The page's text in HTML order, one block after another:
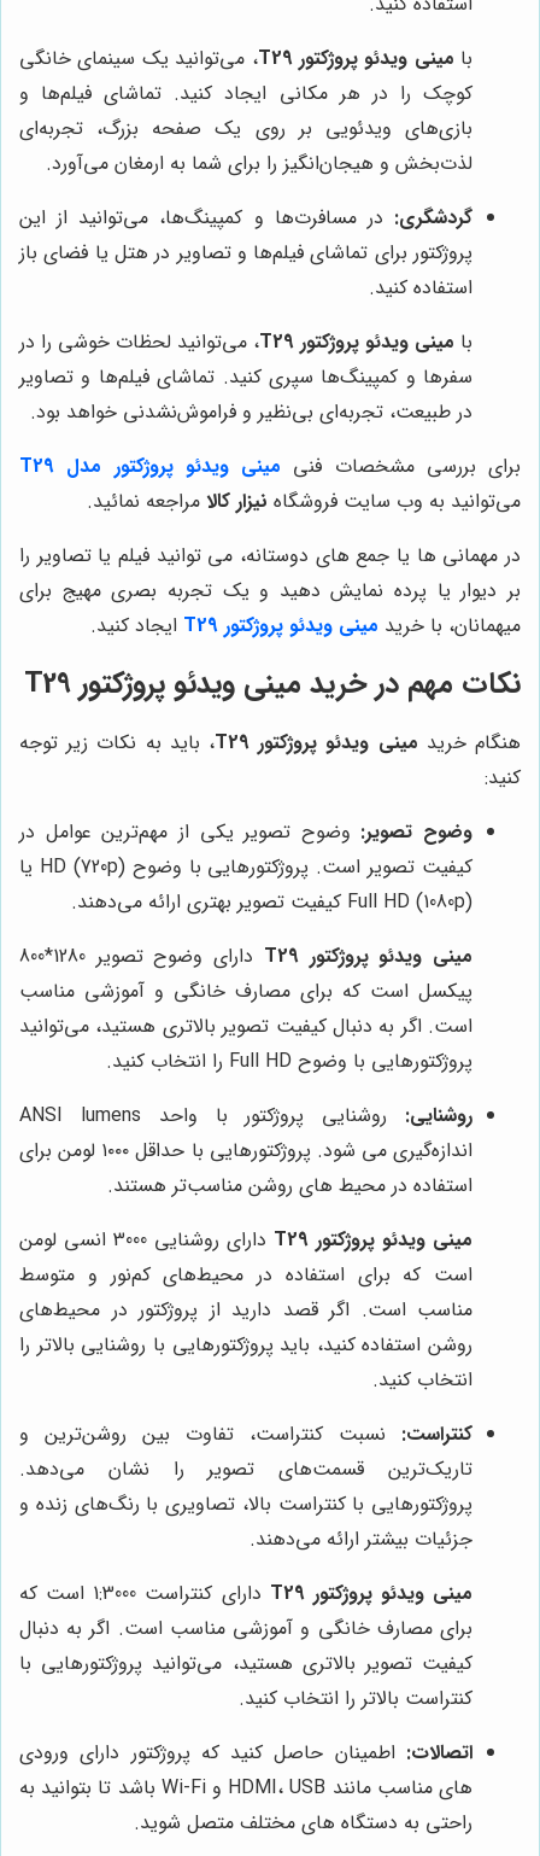
با مینی ویدئو پروژکتور T29
، می‌توانید یک سینمای خانگی
کوچک را در هر مکانی ایجاد کنید. تماشای فیلم‌ها و
بازی‌های ویدئویی بر روی یک صفحه بزرگ، تجربه‌ای
لذت‌بخش و هیجان‌انگیز را برای شما به ارمغان می‌آورد.
گردشگری: در مسافرت‌ها و کمپینگ‌ها، می‌توانید از این
پروژکتور برای تماشای فیلم‌ها و تصاویر در هتل یا فضای باز
استفاده کنید.
با مینی ویدئو پروژکتور T29
، می‌توانید لحظات خوشی را در
سفرها و کمپینگ‌ها سپری کنید. تماشای فیلم‌ها و تصاویر
در طبیعت، تجربه‌ای بی‌نظیر و فراموش‌نشدنی خواهد بود.
برای بررسی مشخصات فنی مینی ویدئو پروژکتور مدل T29
می‌توانید به وب سایت فروشگاه نیزار کالا مراجعه نمائید.
در مهمانی ها یا جمع های دوستانه، می توانید فیلم یا تصاویر را
بر دیوار یا پرده نمایش دهید و یک تجربه بصری مهیج برای
میهمانان، با خرید مینی ویدئو پروژکتور T29 ایجاد کنید.
نکات مهم در خرید مینی ویدئو پروژکتور T29
هنگام خرید مینی ویدئو پروژکتور T29
، باید به نکات زیر توجه
کنید:
وضوح تصویر: وضوح تصویر یکی از مهم‌ترین عوامل در
کیفیت تصویر است. پروژکتورهایی با وضوح HD (720p) یا
Full HD (1080p) کیفیت تصویر بهتری ارائه می‌دهند.
مینی ویدئو پروژکتور T29
دارای وضوح تصویر 1280*800
پیکسل است که برای مصارف خانگی و آموزشی مناسب
است. اگر به دنبال کیفیت تصویر بالاتری هستید، می‌توانید
پروژکتورهایی با وضوح Full HD را انتخاب کنید.
روشنایی:
روشنایی پروژکتور با واحد ANSI lumens
اندازه‌گیری می شود. پروژکتورهایی با حداقل ۱۰۰۰ لومن برای
استفاده در محیط های روشن مناسب‌تر هستند.
مینی ویدئو پروژکتور T29
دارای روشنایی 3000 انسی لومن
است که برای استفاده در محیط‌های کم‌نور و متوسط
مناسب است. اگر قصد دارید از پروژکتور در محیط‌های
روشن استفاده کنید، باید پروژکتورهایی با روشنایی بالاتر را
انتخاب کنید.
کنتراست: نسبت کنتراست، تفاوت بین روشن‌ترین و
تاریک‌ترین قسمت‌های تصویر را نشان می‌دهد.
پروژکتورهایی با کنتراست بالا، تصاویری با رنگ‌های زنده و
جزئیات بیشتر ارائه می‌دهند.
مینی ویدئو پروژکتور T29
دارای کنتراست 1:3000 است که
برای مصارف خانگی و آموزشی مناسب است. اگر به دنبال
کیفیت تصویر بالاتری هستید، می‌توانید پروژکتورهایی با
کنتراست بالاتر را انتخاب کنید.
اتصالات: اطمینان حاصل کنید که پروژکتور دارای ورودی
های مناسب مانند HDMI، USB و Wi-Fi باشد تا بتوانید به
راحتی به دستگاه های مختلف متصل شوید.